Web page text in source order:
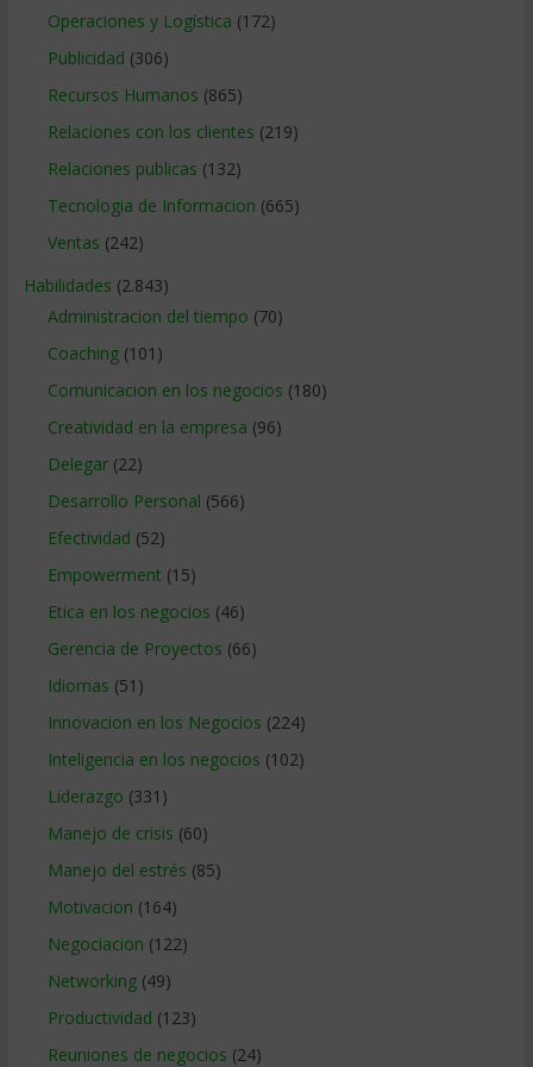
Operaciones y Logística (172)
Publicidad (306)
Recursos Humanos (865)
Relaciones con los clientes (219)
Relaciones publicas (132)
Tecnologia de Informacion (665)
Ventas (242)
Habilidades (2.843)
Administracion del tiempo (70)
Coaching(101)
Comunicacion en los negocios (180)
Creatividad en la empresa (96)
Delegar(22)
Desarrollo Personal (566)
Efectividad (52)
Empowerment (15)
Etica en los negocios (46)
Gerencia de Proyectos (66)
Idiomas (51)
Innovacion en los Negocios (224)
Inteligencia en los negocios (102)
Liderazgo (331)
Manejo de crisis (60)
Manejo del estrés (85)
Motivacion (164)
Negociacion (122)
Networking(49)
Productividad (123)
Reuniones de negocios (24)